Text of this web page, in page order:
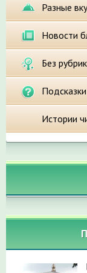
Разные
Новости
Без
Истории